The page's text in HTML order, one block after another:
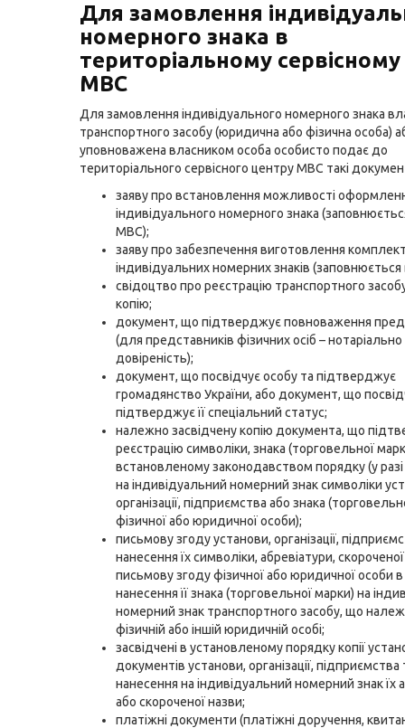
Для замовлення
номерного знака в
територіальному сервісному
МВС
Для замовлення індивідуального номерного знака
транспортного засобу (юридична або фізична особа)
уповноважена власником особа особисто подає до
територіального сервісного центру МВС такі
заяву про встановлення можливості
індивідуального номерного знака
МВС);
заяву про забезпечення виготовлення
індивідуальних номерних знаків
свідоцтво про реєстрацію транспортного
копію;
документ, що підтверджує повноваження
(для представників фізичних осіб –
довіреність);
документ, що посвідчує особу та підтверджує
громадянство України, або документ, що
підтверджує її спеціальний статус;
належно засвідчену копію документа, що
реєстрацію символіки, знака (торговельної
встановленому законодавством порядку (у
на індивідуальний номерний знак символіки
організації, підприємства або знака
фізичної або юридичної особи);
письмову згоду установи, організації,
нанесення їх символіки, абревіатури,
письмову згоду фізичної або юридичної особи в
нанесення її знака (торговельної марки) на
номерний знак транспортного засобу, що
фізичній або іншій юридичній особі;
засвідчені в установленому порядку копії
документів установи, організації,
нанесення на індивідуальний номерний знак їх
або скороченої назви;
платіжні документи (платіжні доручення,